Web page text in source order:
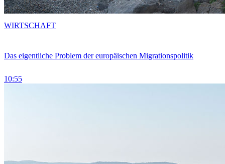
Das eigentliche Problem der europäischen Migrationspolitik
10:55
WIRTSCHAFT